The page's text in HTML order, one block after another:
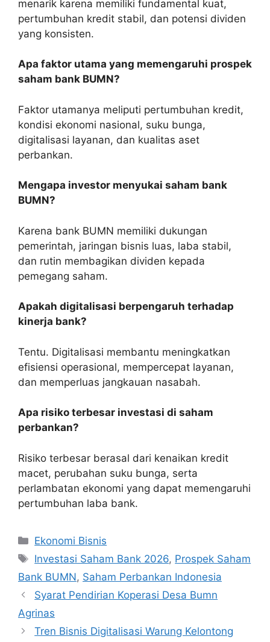
menarik karena memiliki fundamental kuat,
pertumbuhan kredit stabil, dan potensi dividen
yang konsisten.
Apa faktor utama yang memengaruhi prospek
saham bank BUMN?
Faktor utamanya meliputi pertumbuhan kredit,
kondisi ekonomi nasional, suku bunga,
digitalisasi layanan, dan kualitas aset
perbankan.
Mengapa investor menyukai saham bank
BUMN?
Karena bank BUMN memiliki dukungan
pemerintah, jaringan bisnis luas, laba stabil,
dan rutin membagikan dividen kepada
pemegang saham.
Apakah digitalisasi berpengaruh terhadap
kinerja bank?
Tentu. Digitalisasi membantu meningkatkan
efisiensi operasional, mempercepat layanan,
dan memperluas jangkauan nasabah.
Apa risiko terbesar investasi di saham
perbankan?
Risiko terbesar berasal dari kenaikan kredit
macet, perubahan suku bunga, serta
perlambatan ekonomi yang dapat memengaruhi
pertumbuhan laba bank.
Kategori
Ekonomi Bisnis
Tag
Investasi Saham Bank 2026, Prospek Saham
Bank BUMN, Saham Perbankan Indonesia
Syarat Pendirian Koperasi Desa Bumn
Agrinas
Tren Bisnis Digitalisasi Warung Kelontong